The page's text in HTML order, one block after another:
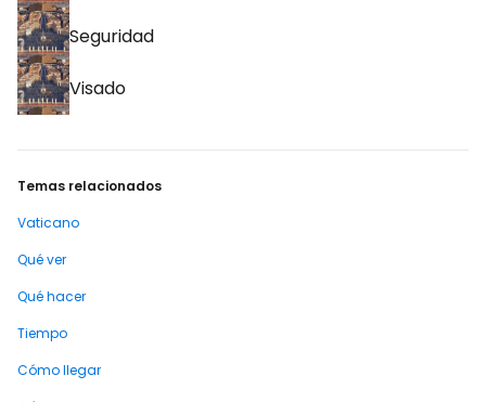
Seguridad
Visado
Temas relacionados
Vaticano
Qué ver
Qué hacer
Tiempo
Cómo llegar